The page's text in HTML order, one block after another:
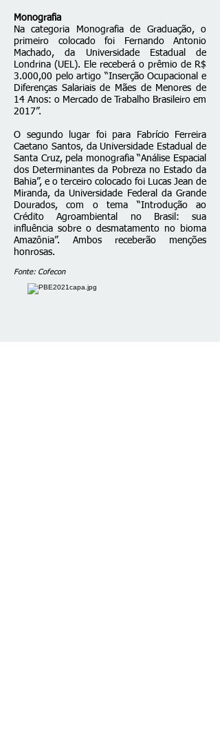
Monografia
Na categoria Monografia de Graduação, o
primeiro colocado foi Fernando Antonio
Machado, da Universidade Estadual de
Londrina (UEL). Ele receberá o prêmio de R$
3.000,00 pelo artigo “Inserção Ocupacional e
Diferenças Salariais de Mães de Menores de
14 Anos: o Mercado de Trabalho Brasileiro em
2017”.
O segundo lugar foi para Fabrício Ferreira
Caetano Santos, da Universidade Estadual de
Santa Cruz, pela monografia “Análise Espacial
dos Determinantes da Pobreza no Estado da
Bahia”, e o terceiro colocado foi Lucas Jean de
Miranda, da Universidade Federal da Grande
Dourados, com o tema “Introdução ao
Crédito Agroambiental no Brasil: sua
influência sobre o desmatamento no bioma
Amazônia”. Ambos receberão menções
honrosas.
Fonte: Cofecon